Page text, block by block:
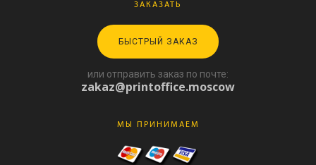
ЗАКАЗАТЬ
БЫСТРЫЙ ЗАКАЗ
или отправить заказ по почте:
zakaz@printoffice.moscow
МЫ ПРИНИМАЕМ